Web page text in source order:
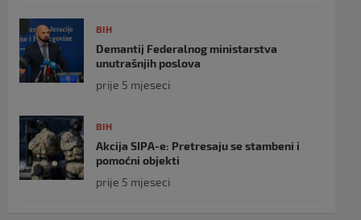
BIH
Demantij Federalnog ministarstva
unutrašnjih poslova
prije 5 mjeseci
BIH
Akcija SIPA-e: Pretresaju se stambeni i
pomoćni objekti
prije 5 mjeseci